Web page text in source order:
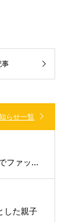
らせ一覧
ファッ...
した親子